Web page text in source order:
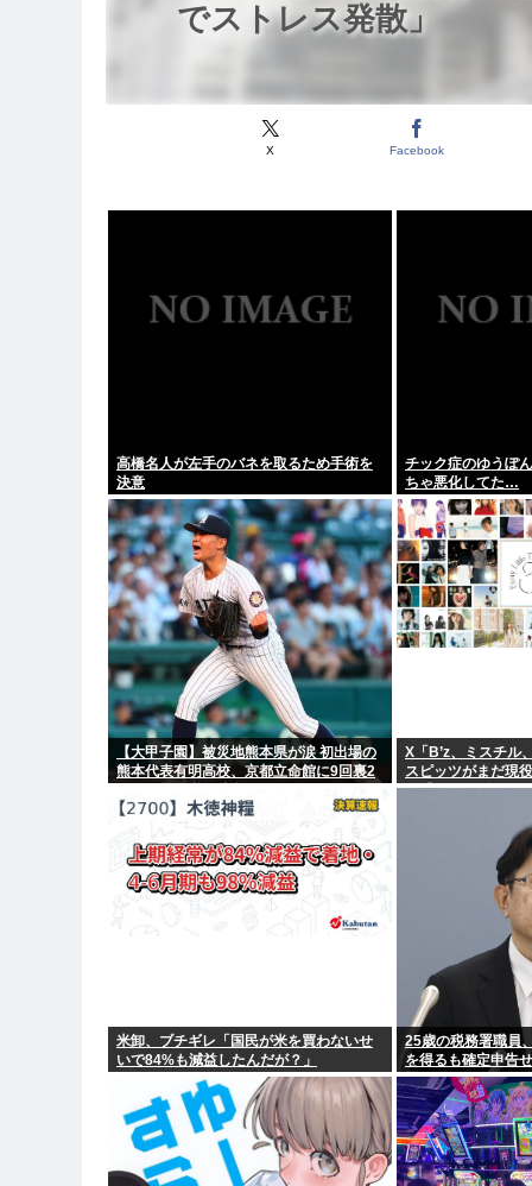
でストレス発散」
X Facebook
高橋名人が左手のバネを取るため手術を
決意
チック症のゆうぽ
ちゃ悪化してた…
【大甲子園】被災地熊本県が涙 初出場の
熊本代表有明高校、京都立命館に9回裏2
X「B’z、ミスチル
スピッツがまだ現
歌手が30年後にや
米卸、ブチギレ「国民が米を買わないせ
いで84%も減益したんだが？」
25歳の税務署職員
を得るも確定申告
罪も